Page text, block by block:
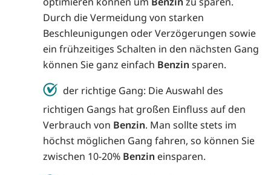
Durch die Vermeidung von starken
Beschleunigungen oder Verzögerungen sowie
ein frühzeitiges Schalten in den nächsten Gang
können Sie ganz einfach Benzin sparen.
der richtige Gang: Die Auswahl des
richtigen Gangs hat großen Einfluss auf den
Verbrauch von Benzin. Man sollte stets im
höchst möglichen Gang fahren, so können Sie
zwischen 10-20% Benzin einsparen.